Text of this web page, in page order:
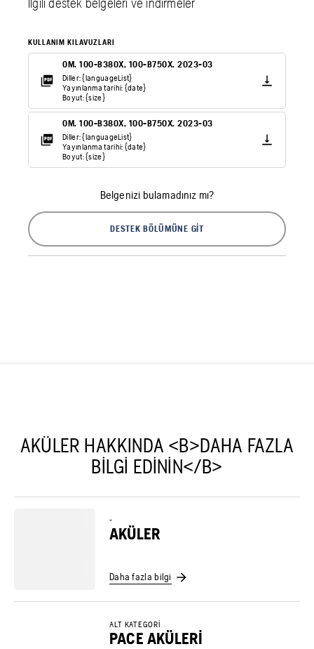
KULLANIM KILAVUZLARI
OM. 100-B380X, 100-B750X. 2023-03
Diller: {languageList}
Yayınlanma tarihi: {date}
Boyut: {size}
OM. 100-B380X, 100-B750X. 2023-03
Diller: {languageList}
Yayınlanma tarihi: {date}
Boyut: {size}
Belgenizi bulamadınız mı?
DESTEK BÖLÜMÜNE GIT
AKÜLER HAKKINDA <B>DAHA FAZLA
BILGI EDININ</B>
-
AKÜLER
Daha fazla bilgi
ALT KATEGORI
PACE AKÜLERI